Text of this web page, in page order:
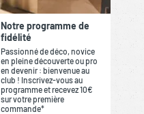
Notre programme de
fidélité
Passionné de déco, novice
en pleine découverte ou pro
en devenir : bienvenue au
club ! Inscrivez-vous au
programme et recevez 10€
sur votre première
commande*